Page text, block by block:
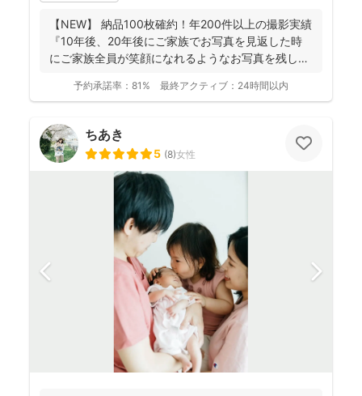
【NEW】 納品100枚確約！年200件以上の撮影実績
『10年後、20年後にご家族でお写真を見返した時
にご家族全員が笑顔になれるようなお写真を残し
予約承諾率： 81% 最終アクティブ： 24時間以内
ちあき
5 (8)女性